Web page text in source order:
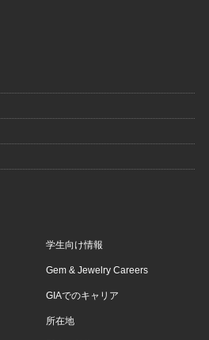
学生向け情報
Gem & Jewelry Careers
GIAでのキャリア
所在地